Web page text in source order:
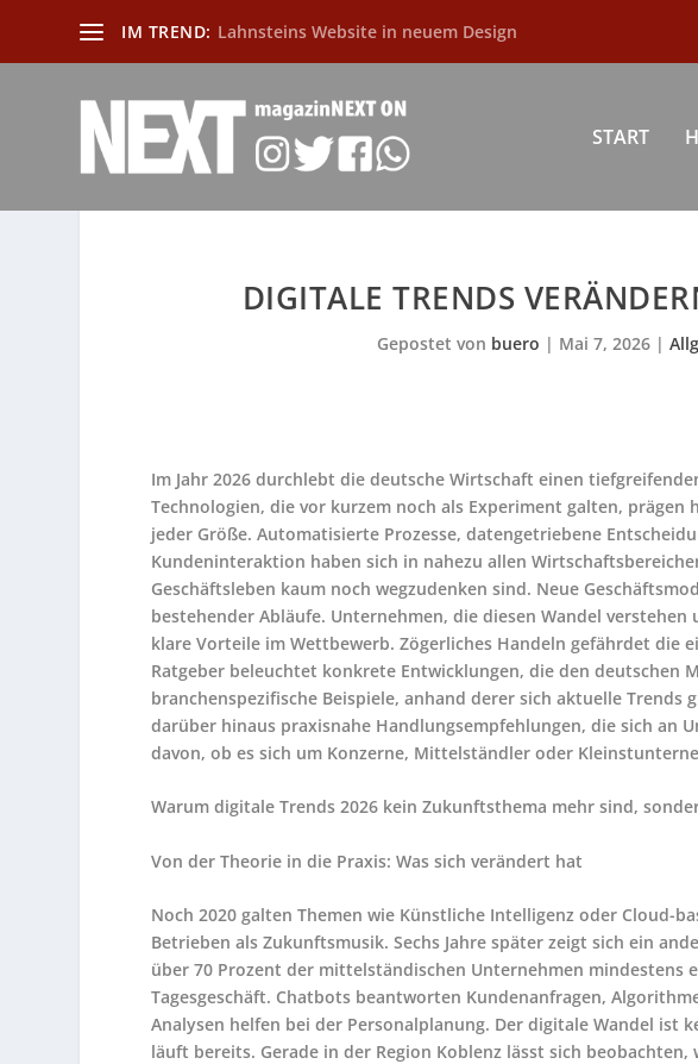
IM TREND: Lahnsteins Website in neuem Design
START
DIGITALE TRENDS
Gepostet von buero | Mai 7, 2026 |
Im Jahr 2026 durchlebt die deutsche Wirtschaft einen
Technologien, die vor kurzem noch als Experiment galten, prägen
jeder Größe. Automatisierte Prozesse, datengetriebene
Kundeninteraktion haben sich in nahezu allen
Geschäftsleben kaum noch wegzudenken sind. Neue
bestehender Abläufe. Unternehmen, die diesen Wandel
klare Vorteile im Wettbewerb. Zögerliches Handeln gefährdet die
Ratgeber beleuchtet konkrete Entwicklungen, die den deutschen
branchenspezifische Beispiele, anhand derer sich aktuelle Trends
darüber hinaus praxisnahe Handlungsempfehlungen, die sich an
davon, ob es sich um Konzerne, Mittelständler oder
Warum digitale Trends 2026 kein Zukunftsthema mehr sind,
Von der Theorie in die Praxis: Was sich verändert hat
Noch 2020 galten Themen wie Künstliche Intelligenz oder Cloud-
Betrieben als Zukunftsmusik. Sechs Jahre später zeigt sich ein
über 70 Prozent der mittelständischen Unternehmen mindestens
Tagesgeschäft. Chatbots beantworten Kundenanfragen,
Analysen helfen bei der Personalplanung. Der digitale Wandel ist
läuft bereits. Gerade in der Region Koblenz lässt sich